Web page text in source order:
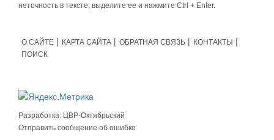
неточность в тексте, выделите ее и нажмите Ctrl + Enter.
О САЙТЕ КАРТА САЙТА ОБРАТНАЯ СВЯЗЬ
КОНТАКТЫ
ПОИСК
Разработка: ЦВР-Октябрьский
Отправить сообщение об ошибке